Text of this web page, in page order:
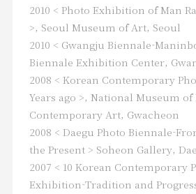
filmed during university
masterpieces which cannot
traces of time despite
dramatic composition and
filmed decades ago. In
photogram series, which
the origin of life, collects
flowers, crops, and seeds,
significant in that it has
own original method by
subject directly on a
coated photographic
2010 < Photo Exhibition of Man
>, ​​Seoul Museum of Art, Seoul
2010 < Gwangju Biennale-
Biennale Exhibition Center,
2008 < Korean Contemporary
Years ago >, National Museum
Contemporary Art, Gwacheon
2008 < Daegu Photo Biennale-
the Present > Soheon Gallery,
2007 < 10 Korean Contemporary
Exhibition-Tradition and